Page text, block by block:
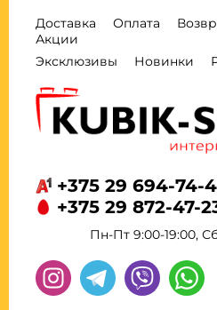
Доставка Оплата
Акции
Эксклюзивы
Новинки
+375 29 694-74-
+375 29 872-47-
Пн-Пт 9:00-19:00,